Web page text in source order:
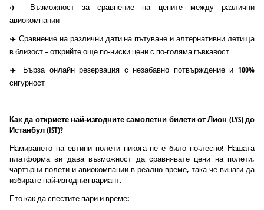
✈️ Възможност за сравнение на цените между различни
авиокомпании
✈️ Сравнение на различни дати на пътуване и алтернативни летища
в близост – открийте още по-ниски цени с по-голяма гъвкавост
✈️ Бърза онлайн резервация с незабавно потвърждение и 100%
сигурност
Как да откриете най-изгодните самолетни билети от Лион (LYS) до
Истанбул (IST)?
Намирането на евтини полети никога не е било по-лесно! Нашата
платформа ви дава възможност да сравнявате цени на полети,
чартърни полети и авиокомпании в реално време, така че винаги да
избирате най-изгодния вариант.
Ето как да спестите пари и време: